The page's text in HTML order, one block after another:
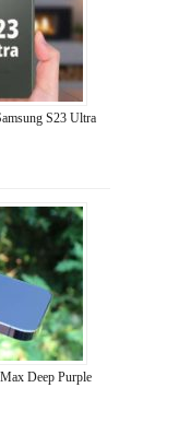
S23 Ultra
Deep Purple